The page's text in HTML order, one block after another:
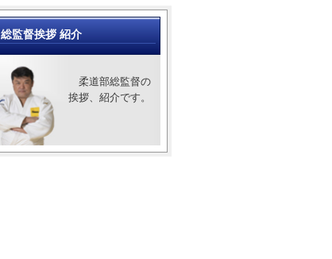
総監督挨拶 紹介
柔道部総監督の
挨拶、紹介です。